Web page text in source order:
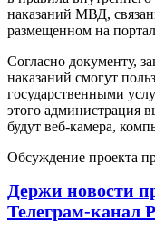
наказаний МВД,
размещенном на
Согласно документу,
наказаний смогут
государственными
этого администрация
будут веб-камера,
Обсуждение проекта
Держи новости
Телеграм-канал